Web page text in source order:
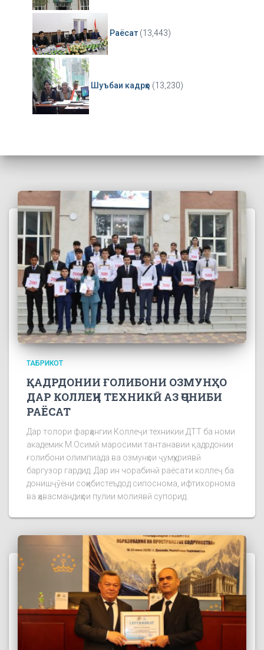
Раёсат (13,443)
Шуъбаи кадрҳо (13,230)
ТАБРИКОТ
ҚАДРДОНИИ ҒОЛИБОНИ ОЗМУНҲО
ДАР КОЛЛЕҶИ ТЕХНИКӢ АЗ ҶОНИБИ
РАЁСАТ
Дар толори фарҳангии Коллеҷи техникии ДТТ ба номи
академик М.Осимӣ маросими тантанавии қадрдонии
ғолибони олимпиада ва озмунҳои ҷумҳуриявӣ
баргузор гардид. Дар ин чорабинӣ раёсати коллеҷ ба
донишҷӯёни соҳибистеъдод сипоснома, ифтихорнома
ва ҳавасмандиҳои пулии молиявӣ супорид.